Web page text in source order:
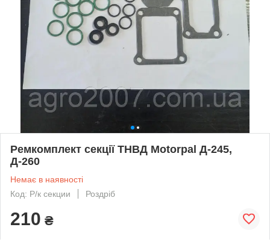
Ремкомплект секції ТНВД Motorpal Д-245,
Д-260
Немає в наявності
Код: Р/к секции
Роздріб
210 ₴